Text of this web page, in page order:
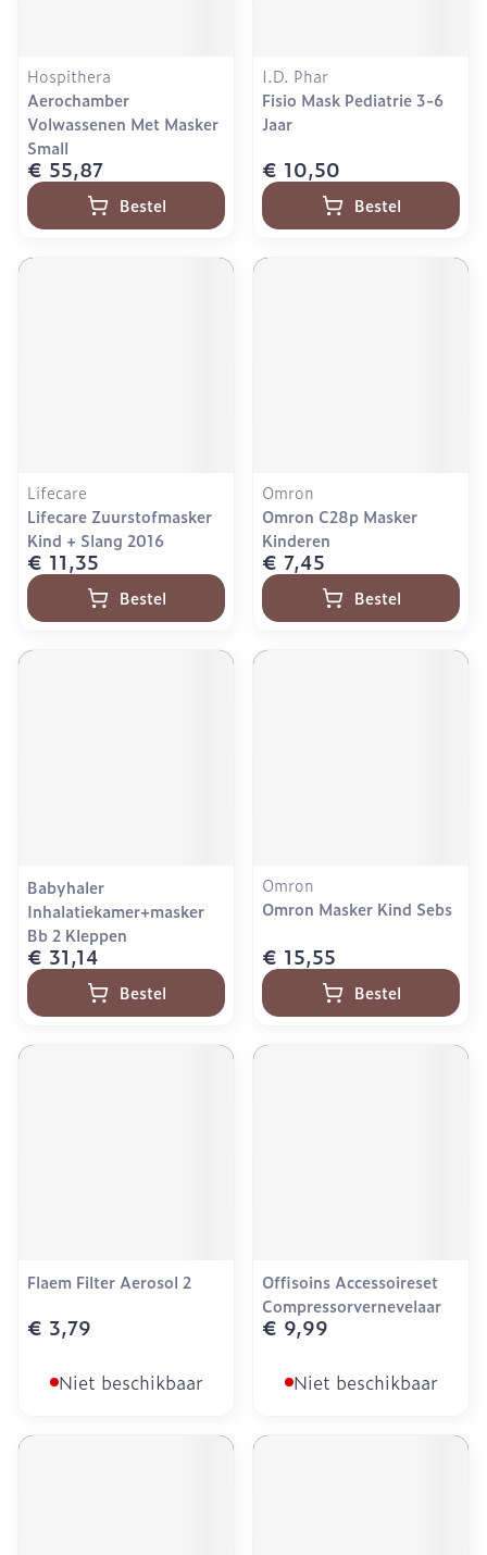
Hospithera
Aerochamber
Volwassenen Met Masker
Small
€ 55,87
Bestel
I.D. Phar
Fisio Mask Pediatrie 3-6
Jaar
€ 10,50
Bestel
Lifecare
Lifecare Zuurstofmasker
Kind + Slang 2016
€ 11,35
Bestel
Omron
Omron C28p Masker
Kinderen
€ 7,45
Bestel
Babyhaler
Inhalatiekamer+masker
Bb 2 Kleppen
€ 31,14
Bestel
Omron
Omron Masker Kind Sebs
€ 15,55
Bestel
Flaem Filter Aerosol 2
€ 3,79
Niet beschikbaar
Offisoins Accessoireset
Compressorvernevelaar
€ 9,99
Niet beschikbaar